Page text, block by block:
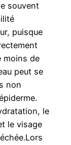
souvent
puisque
moins de
peut se
non
le
le visage